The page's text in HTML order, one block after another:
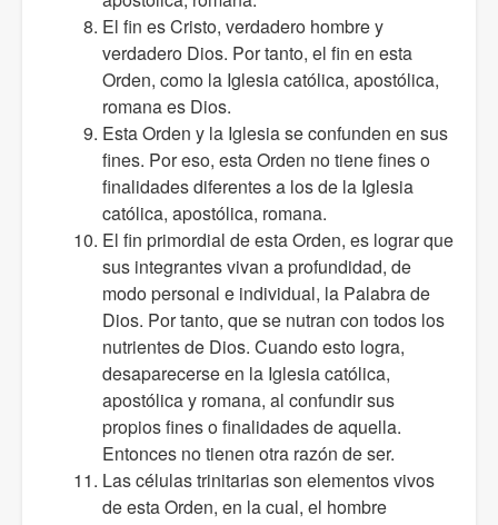
El fin es Cristo, verdadero hombre y
verdadero Dios. Por tanto, el fin en esta
Orden, como la Iglesia católica, apostólica,
romana es Dios.
Esta Orden y la Iglesia se confunden en sus
fines. Por eso, esta Orden no tiene fines o
finalidades diferentes a los de la Iglesia
católica, apostólica, romana.
El fin primordial de esta Orden, es lograr que
sus integrantes vivan a profundidad, de
modo personal e individual, la Palabra de
Dios. Por tanto, que se nutran con todos los
nutrientes de Dios. Cuando esto logra,
desaparecerse en la Iglesia católica,
apostólica y romana, al confundir sus
propios fines o finalidades de aquella.
Entonces no tienen otra razón de ser.
Las células trinitarias son elementos vivos
de esta Orden, en la cual, el hombre